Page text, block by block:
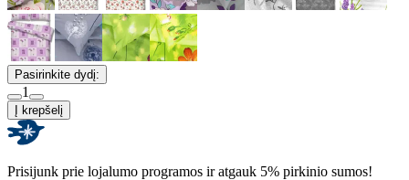
Pasirinkite dydį:
1
Į krepšelį
Prisijunk prie lojalumo programos ir atgauk 5% pirkinio sumos!